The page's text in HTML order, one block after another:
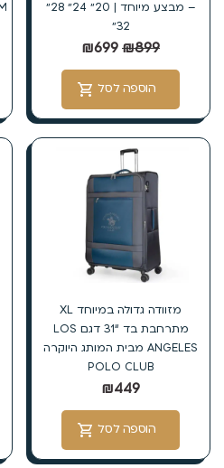
– מבצע מיוחד | 20״ 24״ 28״
32״
₪899
₪699
הוספה לסל
מזוודה גדולה במיוחד XL
מתרחבת בד “31 דגם LOS
ANGELES מבית המותג היוקרה
POLO CLUB
₪449
הוספה לסל